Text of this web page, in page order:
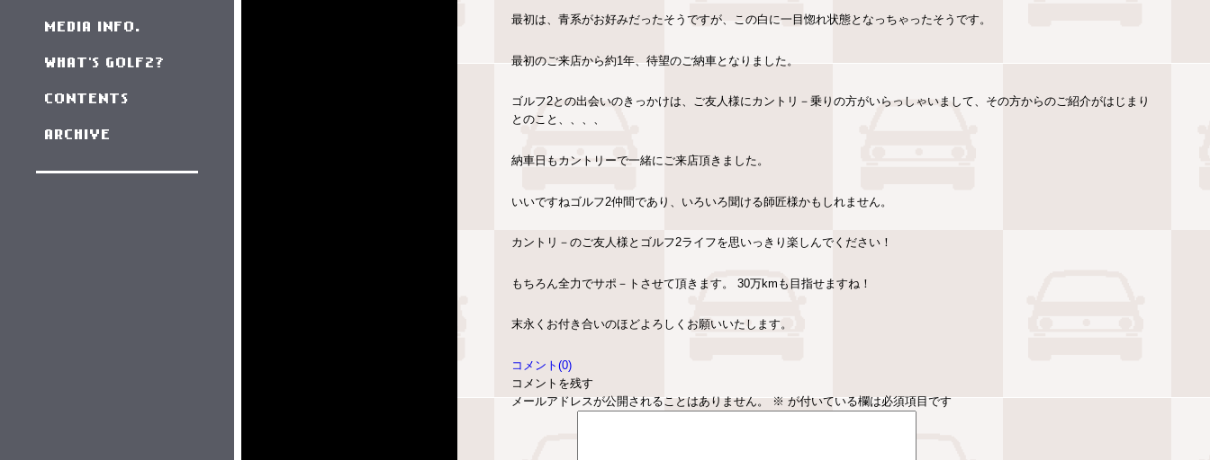
最初は、青系がお好みだったそうですが、この白に一目惚れ状態となっちゃったそうです。
最初のご来店から約1年、待望のご納車となりました。
ゴルフ2との出会いのきっかけは、ご友人様にカントリ－乗りの方がいらっしゃいまして、その方からのご紹介がはじまり
とのこと、、、、
納車日もカントリーで一緒にご来店頂きました。
いいですねゴルフ2仲間であり、いろいろ聞ける師匠様かもしれません。
カントリ－のご友人様とゴルフ2ライフを思いっきり楽しんでください！
もちろん全力でサポ－トさせて頂きます。 30万kmも目指せますね！
末永くお付き合いのほどよろしくお願いいたします。
コメント(0)
コメントを残す
メールアドレスが公開されることはありません。 ※が付いている欄は必須項目です
MEDIA INFO.
WHAT'S GOLF2?
CONTENTS
ARCHIVE